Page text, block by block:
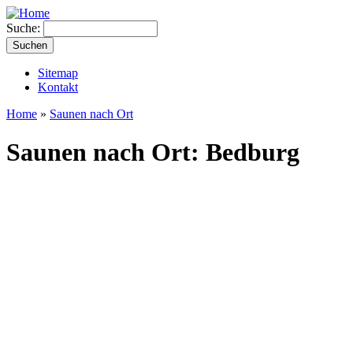
Suche:
Sitemap
Kontakt
Home » Saunen nach Ort
Saunen nach Ort: Bedburg